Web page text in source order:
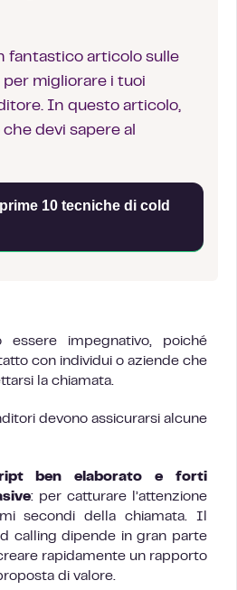
fantastico articolo sulle
migliorare i tuoi
In questo articolo,
devi sapere al
10 tecniche di cold
impegnativo, poiché
con individui o aziende che
la chiamata.
devono assicurarsi alcune
ben elaborato e forti
: per catturare l’attenzione
secondi della chiamata. Il
calling dipende in gran parte
rapidamente un rapporto
di valore.